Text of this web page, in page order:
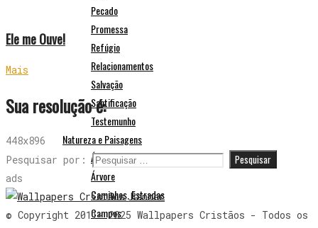
Pecado
Promessa
Refúgio
Relacionamentos
Salvação
Santificação
Testemunho
Natureza e Paisagens
Águas, Mar
Árvore
Caminhos, Estradas
Campos
Ele me Ouve!
Mais
Sua resolução é:
448x896
Pesquisar por:
ads
© Copyright 2011- 2025 Wallpapers Cristãos - Todos os